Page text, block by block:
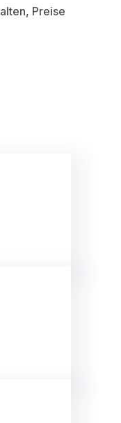
Preise